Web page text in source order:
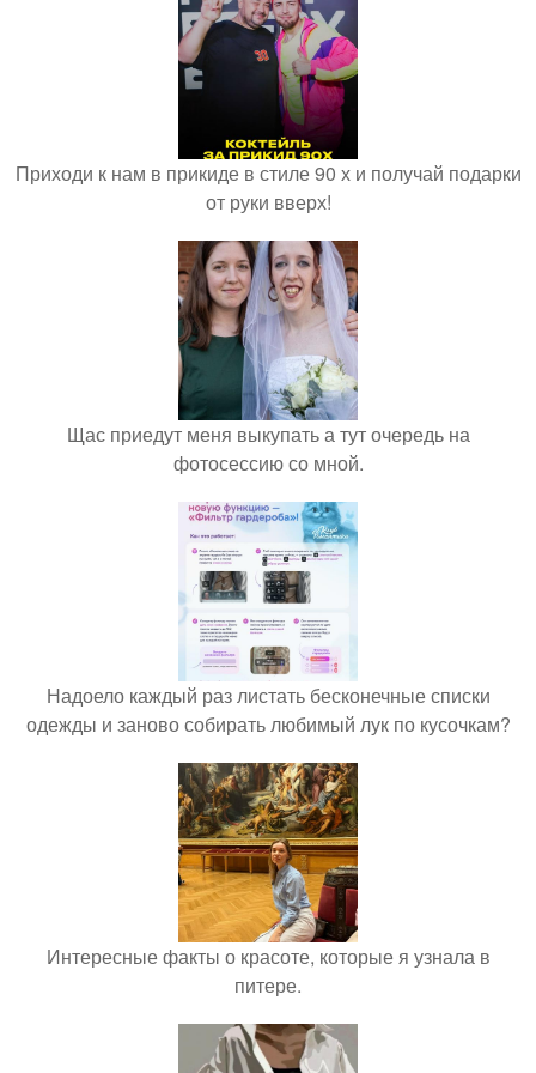
Приходи к нам в прикиде в стиле 90 х и получай подарки
от руки вверх!
Щас приедут меня выкупать а тут очередь на
фотосессию со мной.
Надоело каждый раз листать бесконечные списки
одежды и заново собирать любимый лук по кусочкам?
Интересные факты о красоте, которые я узнала в
питере.